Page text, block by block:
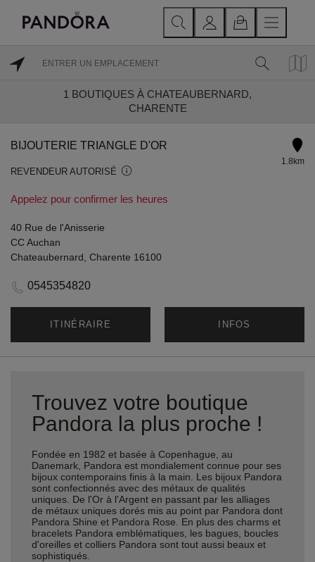
1 BOUTIQUES À CHATEAUBERNARD,
CHARENTE
BIJOUTERIE TRIANGLE D'OR
REVENDEUR AUTORISÉ
Appelez pour confirmer les heures
1.8km
40 Rue de l'Anisserie
CC Auchan
Chateaubernard, Charente 16100
0545354820
ITINÉRAIRE INFOS
Trouvez votre boutique
Pandora la plus proche !
Fondée en 1982 et basée à Copenhague, au
Danemark, Pandora est mondialement connue pour ses
bijoux contemporains finis à la main. Les bijoux Pandora
sont confectionnés avec des métaux de qualités
uniques. De l'Or à l'Argent en passant par les alliages
de métaux uniques dorés mis au point par Pandora dont
Pandora Shine et Pandora Rose. En plus des charms et
bracelets Pandora emblématiques, les bagues, boucles
d'oreilles et colliers Pandora sont tout aussi beaux et
sophistiqués.